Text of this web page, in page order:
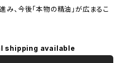
み、今後「本物の精油」が広まるこ
shipping available